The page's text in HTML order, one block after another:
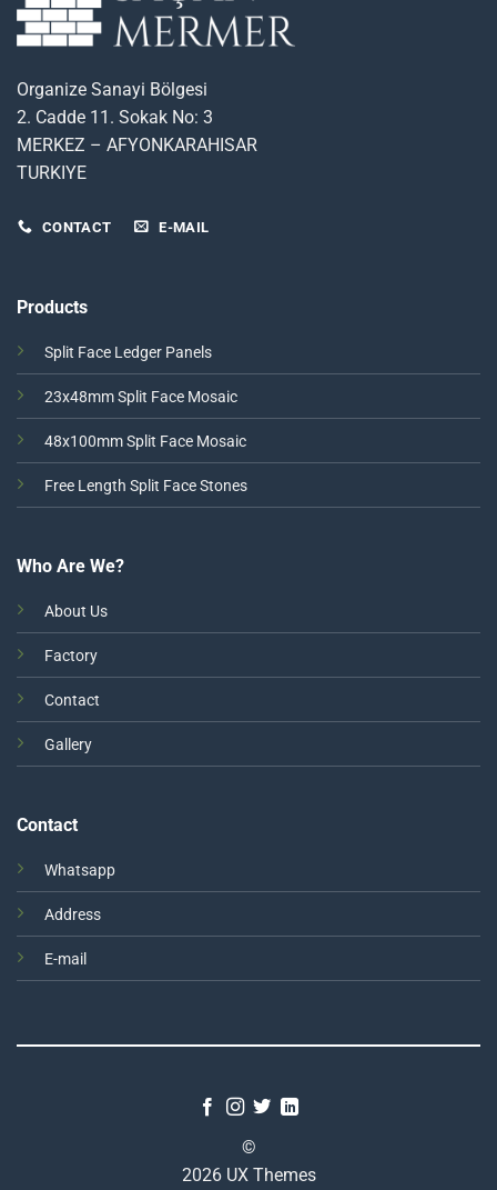
Organize Sanayi Bölgesi
2. Cadde 11. Sokak No: 3
MERKEZ – AFYONKARAHISAR
TURKIYE
CONTACT E-MAIL
Products
Split Face Ledger Panels
23x48mm Split Face Mosaic
48x100mm Split Face Mosaic
Free Length Split Face Stones
Who Are We?
About Us
Factory
Contact
Gallery
Contact
Whatsapp
Address
E-mail
©
2026 UX Themes